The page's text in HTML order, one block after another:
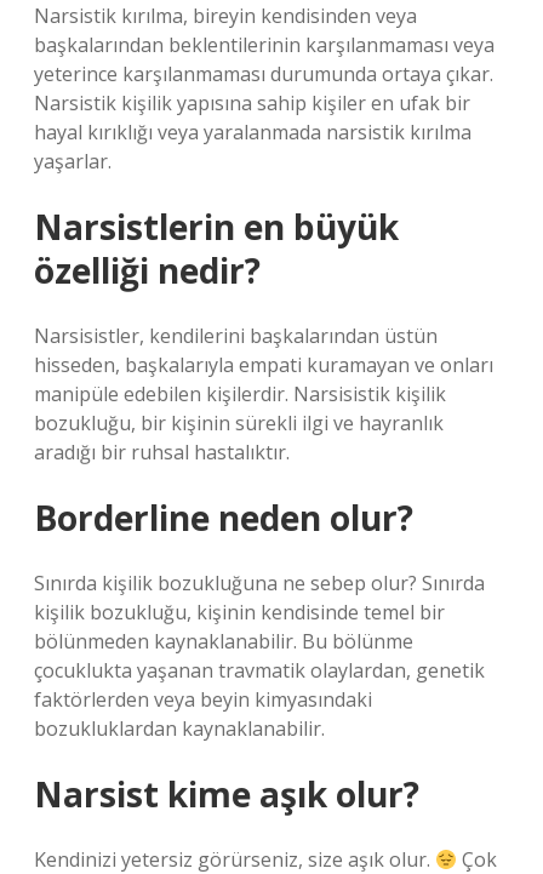
Narsistik kırılma, bireyin kendisinden veya
başkalarından beklentilerinin karşılanmaması veya
yeterince karşılanmaması durumunda ortaya çıkar.
Narsistik kişilik yapısına sahip kişiler en ufak bir
hayal kırıklığı veya yaralanmada narsistik kırılma
yaşarlar.
Narsistlerin en büyük
özelliği nedir?
Narsisistler, kendilerini başkalarından üstün
hisseden, başkalarıyla empati kuramayan ve onları
manipüle edebilen kişilerdir. Narsisistik kişilik
bozukluğu, bir kişinin sürekli ilgi ve hayranlık
aradığı bir ruhsal hastalıktır.
Borderline neden olur?
Sınırda kişilik bozukluğuna ne sebep olur? Sınırda
kişilik bozukluğu, kişinin kendisinde temel bir
bölünmeden kaynaklanabilir. Bu bölünme
çocuklukta yaşanan travmatik olaylardan, genetik
faktörlerden veya beyin kimyasındaki
bozukluklardan kaynaklanabilir.
Narsist kime aşık olur?
Kendinizi yetersiz görürseniz, size aşık olur.
Çok